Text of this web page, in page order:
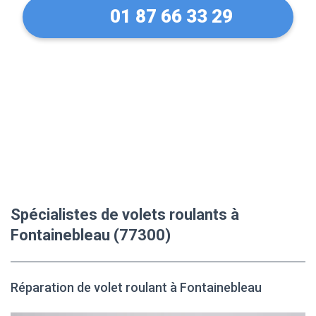
01 87 66 33 29
Spécialistes de volets roulants à
Fontainebleau (77300)
Réparation de volet roulant à Fontainebleau